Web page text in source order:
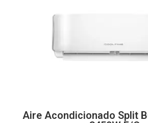
Aire Acondicionado Split